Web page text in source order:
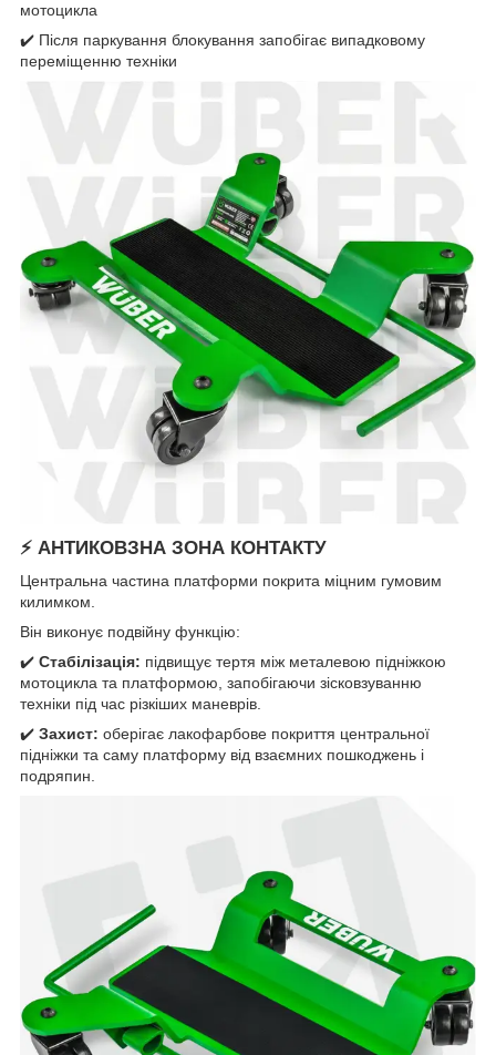
мотоцикла
✔️ Після паркування блокування запобігає випадковому
переміщенню техніки
⚡ АНТИКОВЗНА ЗОНА КОНТАКТУ
Центральна частина платформи покрита міцним гумовим
килимком.
Він виконує подвійну функцію:
✔️ Стабілізація: підвищує тертя між металевою підніжкою
мотоцикла та платформою, запобігаючи зісковзуванню
техніки під час різкіших маневрів.
✔️ Захист: оберігає лакофарбове покриття центральної
підніжки та саму платформу від взаємних пошкоджень і
подряпин.